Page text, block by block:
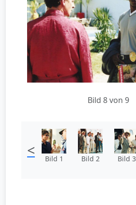
Bild 8 von 9
< Bild 1 Bild 2 Bild 3